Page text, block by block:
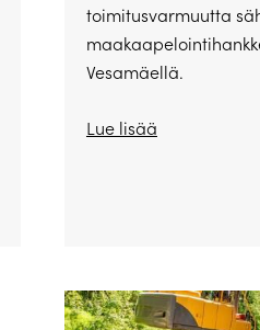
toimitusvarmuutta
Vesamäellä.
Lue lisää